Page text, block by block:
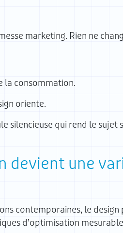
marketing. Rien ne
la consommation.
oriente.
silencieuse qui rend le sujet
devient une
contemporaines, le design
d’optimisation